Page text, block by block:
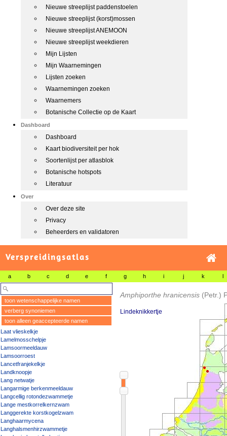
Nieuwe streeplijst paddenstoelen
Nieuwe streeplijst (korst)mossen
Nieuwe streeplijst ANEMOON
Nieuwe streeplijst weekdieren
Mijn Lijsten
Mijn Waarnemingen
Lijsten zoeken
Waarnemingen zoeken
Waarnemers
Botanische Collectie op de Kaart
Dashboard
Dashboard
Kaart biodiversiteit per hok
Soortenlijst per atlasblok
Botanische hotspots
Literatuur
Over
Over deze site
Privacy
Beheerders en validatoren
Verspreidingsatlas
a b c d e f g h i j k l
toon wetenschappelijke namen
verberg synoniemen
toon alleen geaccepteerde namen
Laat vlieskelkje
Lamelmosschelpje
Lamsoormeeldauw
Lamsoorroest
Lancetfranjekelkje
Landknoopje
Lang netwatje
Langarmige berkenmeeldauw
Langcellig rotondezwammetje
Lange mestkorrelkernzwam
Langgerekte korstkogelzwam
Langhaarmycena
Langhalsmenhirzwammetje
Amphiporthe hranicensis (Petr.)
Lindeknikkertje